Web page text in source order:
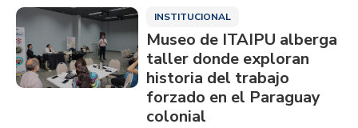
INSTITUCIONAL
Museo de ITAIPU alberga
taller donde exploran
historia del trabajo
forzado en el Paraguay
colonial